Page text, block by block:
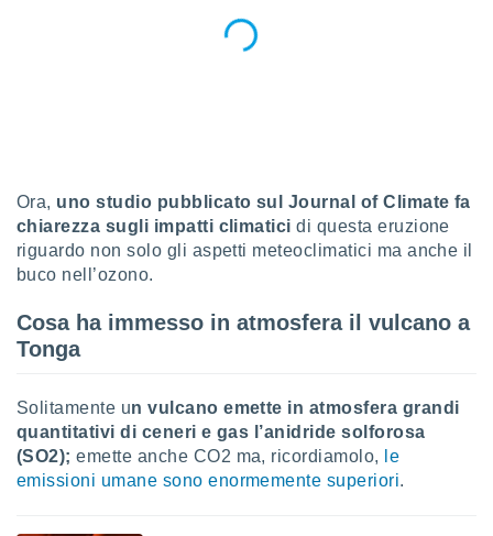
a piè
del
Ora, uno studio pubblicato sul Journal of Climate fa
chiarezza sugli impatti climatici di questa eruzione
riguardo non solo gli aspetti meteoclimatici ma anche il
buco nell’ozono.
Cosa ha immesso in atmosfera il vulcano a
Tonga
Solitamente un vulcano emette in atmosfera grandi
quantitativi di ceneri e gas l’anidride solforosa
(SO2); emette anche CO2 ma, ricordiamolo,
le
emissioni umane sono enormemente superiori.